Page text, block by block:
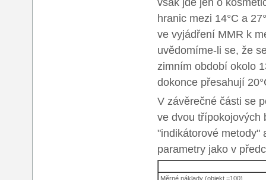
hranic mezi 14°C a
ve vyjádření MMR k
uvědomíme-li se, že
zimním období okolo
dokonce přesahují
V závěrečné části se
ve dvou třípokojových
"indikátorové metody"
parametry jako v
Měrné náklady (objekt =100)